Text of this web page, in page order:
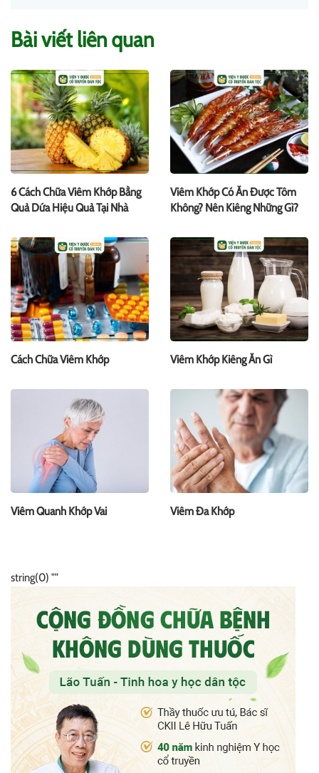
Bài viết liên quan
6 Cách Chữa Viêm Khớp Bằng
Quả Dứa Hiệu Quả Tại Nhà
Viêm Khớp Có Ăn Được Tôm
Không? Nên Kiêng Những Gì?
Cách Chữa Viêm Khớp Viêm Khớp Kiêng Ăn Gì
Viêm Quanh Khớp Vai Viêm Đa Khớp
string(0) ""